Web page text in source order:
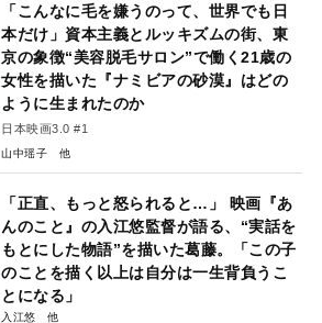
「こんなに毛を嫌うのって、世界でも日
本だけ」資本主義とルッキズムの街、東
京の象徴“美容脱毛サロン”で働く21歳の
女性を描いた『ナミビアの砂漠』はどの
ように生まれたのか
日本映画3.0 #1
山中瑶子
「正直、もっと怒られると…」 映画『あ
んのこと』の入江悠監督が語る、“実話を
もとにした物語”を描いた葛藤。「この子
のことを描く以上は自分は一生背負うこ
とになる」
入江悠